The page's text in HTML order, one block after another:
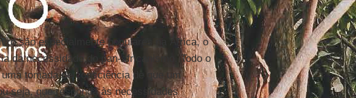
são especialmente populares na África, o
da necessidade do pan-africanismo. Todo o
tomada de consciência de que um
seja, que responda às necessidades